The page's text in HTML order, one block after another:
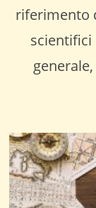
riferimento